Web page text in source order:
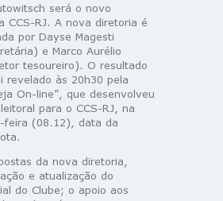
será o novo
CCS-RJ. A nova diretoria é
por Dayse Magesti
e Marco Aurélio
tesoureiro). O resultado
revelado às 20h30 pela
On-line”, que desenvolveu
para o CCS-RJ, na
feira (08.12), data da
da nova diretoria,
e atualização do
do Clube; o apoio aos